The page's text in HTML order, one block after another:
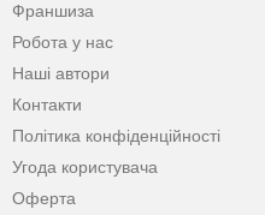
Франшиза
Робота у нас
Наші автори
Контакти
Політика конфіденційності
Угода користувача
Оферта